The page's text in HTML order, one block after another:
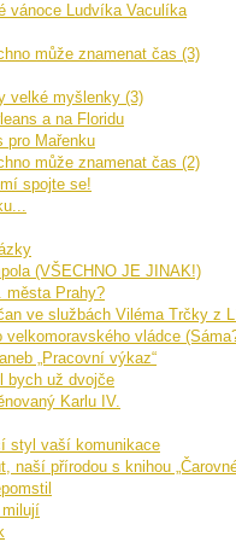
vánoce Ludvíka Vaculíka
může znamenat čas (3)
velké myšlenky (3)
a na Floridu
pro Mařenku
může znamenat čas (2)
spojte se!
(VŠECHNO JE JINAK!)
města Prahy?
ve službách Viléma Trčky z
vládce
„Pracovní výkaz“
bych už dvojče
Karlu IV.
styl vaší komunikace
naší přírodou s knihou
milují